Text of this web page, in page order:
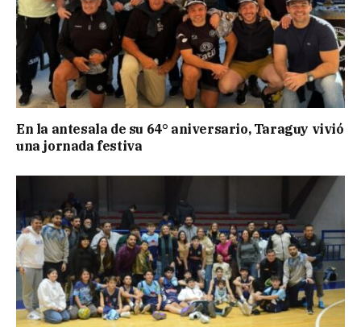
En la antesala de su 64° aniversario, Taraguy vivió
una jornada festiva